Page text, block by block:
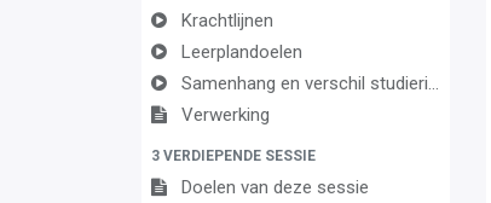
Krachtlijnen
Leerplandoelen
Samenhang en verschil studierichtingen met accent op Informaticawetenschappen
Verwerking
3 VERDIEPENDE SESSIE
Doelen van deze sessie